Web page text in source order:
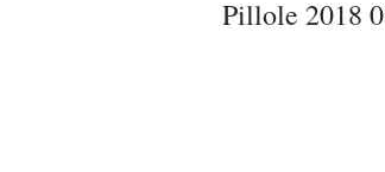
Pillole 2018